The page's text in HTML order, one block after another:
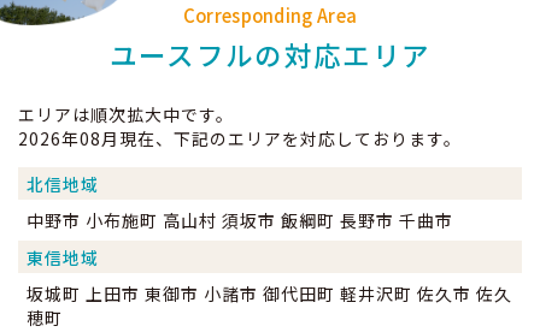
Corresponding Area
ユースフルの対応エリア
エリアは順次拡大中です。
2026年08月現在、下記のエリアを対応しております。
北信地域
中野市 小布施町 高山村 須坂市 飯綱町 長野市 千曲市
東信地域
坂城町 上田市 東御市 小諸市 御代田町 軽井沢町 佐久市 佐久
穂町